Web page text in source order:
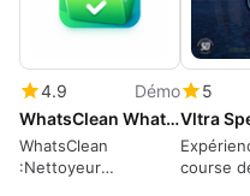
4.9
Démo
WhatsClean WhatsApp Cleaner
WhatsClean
:Nettoyeur
5
course